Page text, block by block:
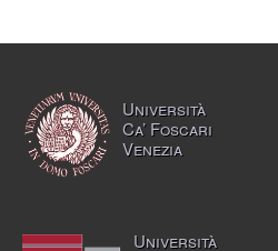
Università
Ca’ Foscari
Venezia
Università